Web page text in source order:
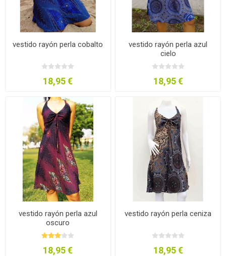
vestido rayón perla cobalto
18,95 €
vestido rayón perla azul
cielo
18,95 €
vestido rayón perla azul
oscuro
18,95 €
vestido rayón perla ceniza
18,95 €